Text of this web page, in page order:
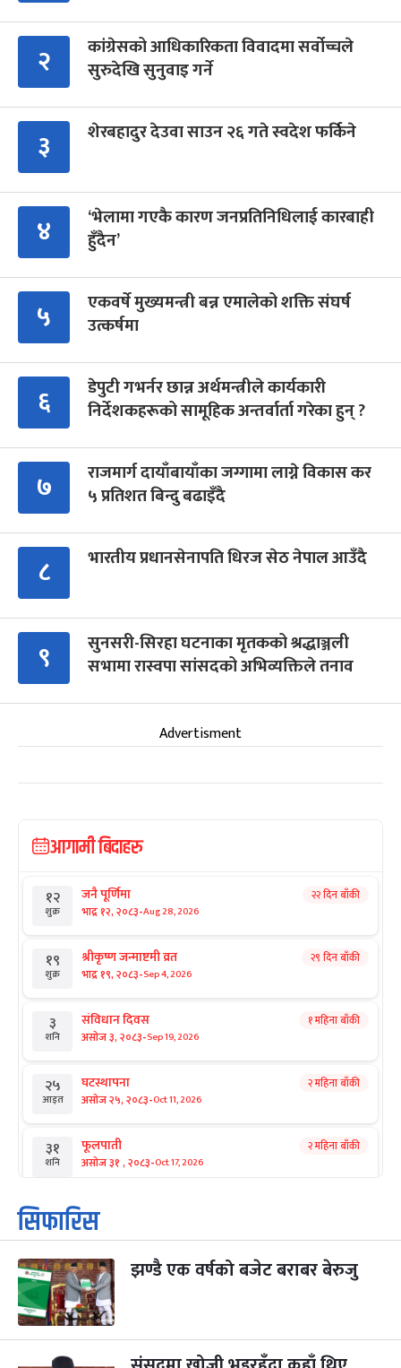
२
कांग्रेसको आधिकारिकता विवादमा सर्वोच्चले
सुरुदेखि सुनुवाइ गर्ने
३ शेरबहादुर देउवा साउन २६ गते स्वदेश फर्किने
४
‘भेलामा गएकै कारण जनप्रतिनिधिलाई कारबाही
हुँदैन’
५
एकवर्षे मुख्यमन्त्री बन्न एमालेको शक्ति संघर्ष
उत्कर्षमा
६
डेपुटी गभर्नर छान्न अर्थमन्त्रीले कार्यकारी
निर्देशकहरूको सामूहिक अन्तर्वार्ता गरेका हुन् ?
७
राजमार्ग दायाँबायाँका जग्गामा लाग्ने विकास कर
५ प्रतिशत बिन्दु बढाइँदै
८ भारतीय प्रधानसेनापति धिरज सेठ नेपाल आउँदै
९
सुनसरी-सिरहा घटनाका मृतकको श्रद्धाञ्जली
सभामा रास्वपा सांसदको अभिव्यक्तिले तनाव
Advertisment
आगामी बिदाहरु
१२
शुक्र
जनै पूर्णिमा
भाद्र १२, २०८३-Aug 28, 2026
२२ दिन बाँकी
१९
शुक्र
श्रीकृष्ण जन्माष्टमी व्रत
भाद्र १९, २०८३-Sep 4, 2026
२९ दिन बाँकी
३
शनि
संविधान दिवस
असोज ३, २०८३-Sep 19, 2026
१ महिना बाँकी
२५
आइत
घटस्थापना
असोज २५, २०८३-Oct 11, 2026
२ महिना बाँकी
३१
शनि
फूलपाती
असोज ३१ , २०८३-Oct 17, 2026
२ महिना बाँकी
१
आइत
कार्तिक सङ्क्रान्ति
कार्तिक १, २०८३
३
मंगल
महानवमी
कार्तिक ३, २०८३
२ महिना बाँकी
४
कार्तिक ४, २०८३ Oct 21, 2026
सिफारिस
झण्डै एक वर्षको बजेट बराबर बेरुजु